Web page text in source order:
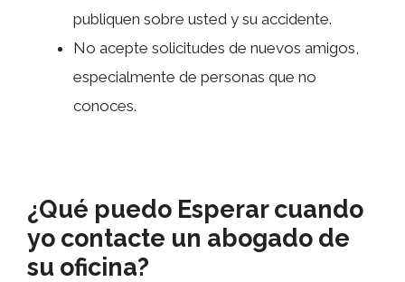
publiquen sobre usted y su accidente.
No acepte solicitudes de nuevos amigos,
especialmente de personas que no
conoces.
¿Qué puedo Esperar cuando
yo contacte un abogado de
su oficina?